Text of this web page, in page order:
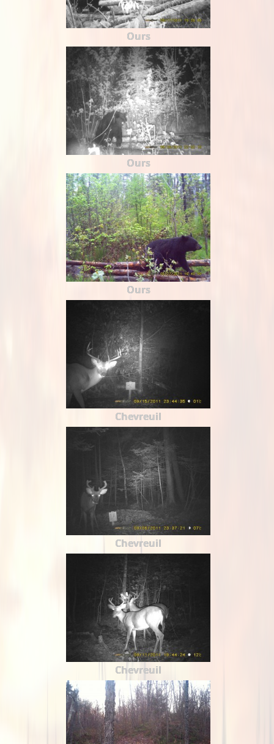
Ours
Ours
Ours
Chevreuil
Chevreuil
Chevreuil